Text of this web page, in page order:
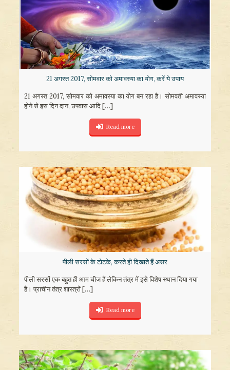
21 अगस्त 2017, सोमवार को अमावस्या का योग, करें ये उपाय
21 अगस्त 2017, सोमवार को अमावस्या का योग बन रहा है। सोमवती अमावस्या
होने से इस दिन दान, उपवास आदि[…]
Read more
पीली सरसों के टोटके, करते ही दिखाते हैं असर
पीली सरसों एक बहुत ही आम चीज हैं लेकिन तंत्र में इसे विशेष स्थान दिया गया
है। प्राचीन तंत्र शास्त्रों[…]
Read more